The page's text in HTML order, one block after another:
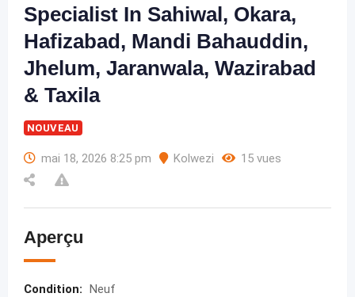
Specialist In Sahiwal, Okara,
Hafizabad, Mandi Bahauddin,
Jhelum, Jaranwala, Wazirabad
& Taxila
NOUVEAU
mai 18, 2026 8:25 pm Kolwezi 15 vues
Aperçu
Condition: Neuf